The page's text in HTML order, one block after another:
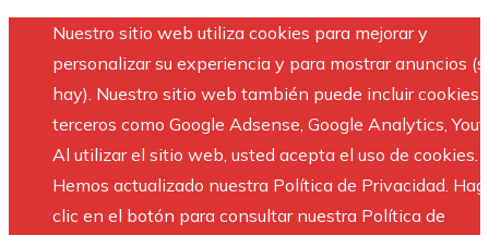
Nuestro sitio web utiliza cookies para mejorar y
personalizar su experiencia y para mostrar anuncios
hay). Nuestro sitio web también puede incluir cookies
terceros como Google Adsense, Google Analytics,
Al utilizar el sitio web, usted acepta el uso de cookies.
Hemos actualizado nuestra Política de Privacidad.
clic en el botón para consultar nuestra Política de